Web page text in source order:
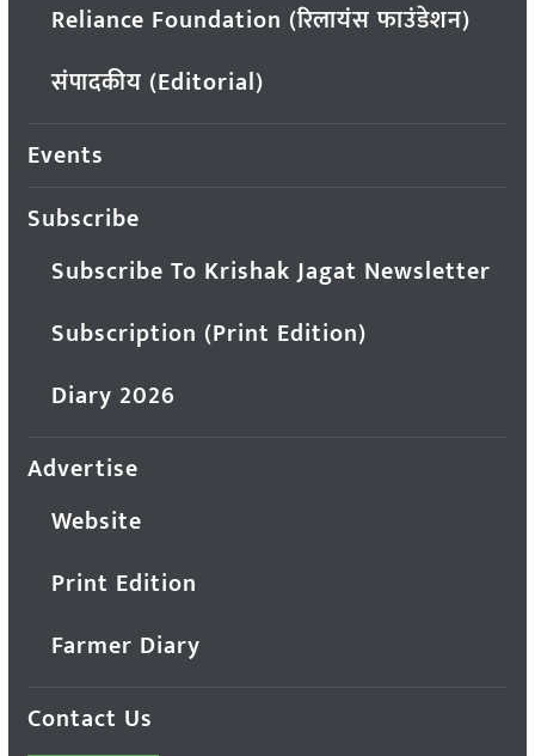
Reliance Foundation (रिलायंस फाउंडेशन)
संपादकीय (Editorial)
Events
Subscribe
Subscribe To Krishak Jagat Newsletter
Subscription (Print Edition)
Diary 2026
Advertise
Website
Print Edition
Farmer Diary
Contact Us